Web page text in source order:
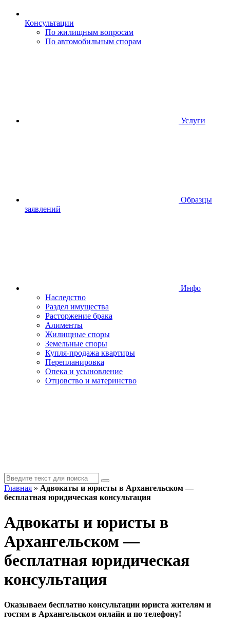
Консультации
По жилищным вопросам
По автомобильным спорам
Услуги
Образцы
заявлений
Инфо
Наследство
Раздел имущества
Расторжение брака
Алименты
Жилищные споры
Земельные споры
Купля-продажа квартиры
Перепланировка
Опека и усыновление
Отцовство и материнство
Главная » Адвокаты и юристы в Архангельском —
бесплатная юридическая консультация
Адвокаты и юристы в
Архангельском —
бесплатная юридическая
консультация
Оказываем бесплатно консультации юриста жителям и
гостям в Архангельском онлайн и по телефону!